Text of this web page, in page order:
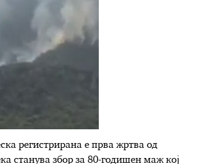
регистрирана е прва жртва од
станува збор за 80-годишен маж кој